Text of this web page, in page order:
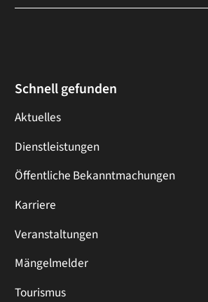
Schnell gefunden
Aktuelles
Dienstleistungen
Öffentliche Bekanntmachungen
Karriere
Veranstaltungen
Mängelmelder
Tourismus